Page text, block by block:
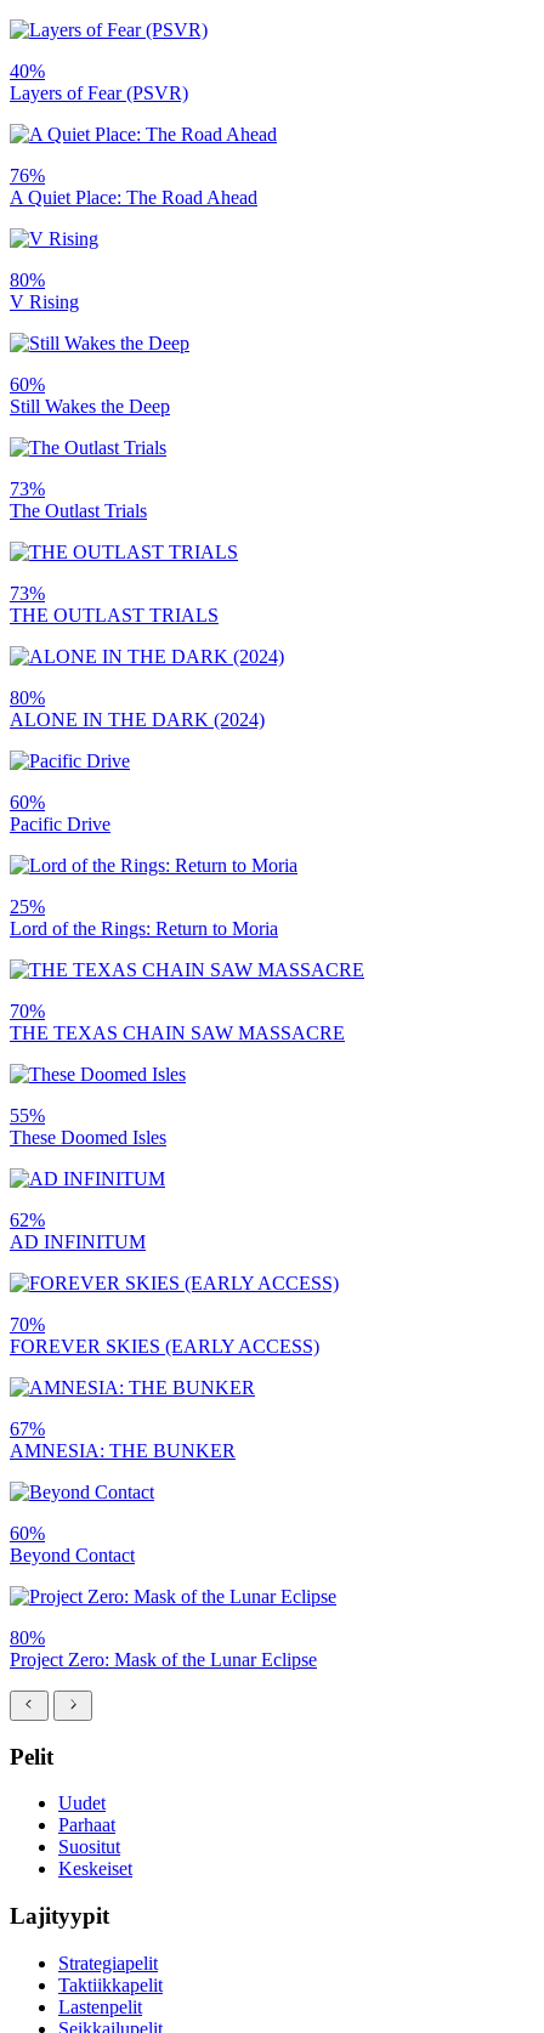
40%
Layers of Fear (PSVR)
76%
A Quiet Place: The Road Ahead
80%
V Rising
60%
Still Wakes the Deep
73%
The Outlast Trials
73%
THE OUTLAST TRIALS
80%
ALONE IN THE DARK (2024)
60%
Pacific Drive
25%
Lord of the Rings: Return to Moria
70%
THE TEXAS CHAIN SAW MASSACRE
55%
These Doomed Isles
62%
AD INFINITUM
70%
FOREVER SKIES (EARLY ACCESS)
67%
AMNESIA: THE BUNKER
60%
Beyond Contact
80%
Project Zero: Mask of the Lunar Eclipse
Pelit
Uudet
Parhaat
Suositut
Keskeiset
Lajityypit
Strategiapelit
Taktiikkapelit
Lastenpelit
Seikkailupelit